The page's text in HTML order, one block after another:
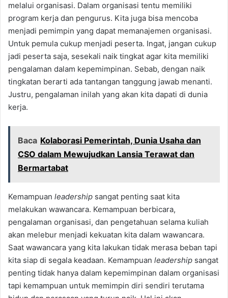
melalui organisasi. Dalam organisasi tentu memiliki
program kerja dan pengurus. Kita juga bisa mencoba
menjadi pemimpin yang dapat memanajemen organisasi.
Untuk pemula cukup menjadi peserta. Ingat, jangan cukup
jadi peserta saja, sesekali naik tingkat agar kita memiliki
pengalaman dalam kepemimpinan. Sebab, dengan naik
tingkatan berarti ada tantangan tanggung jawab menanti.
Justru, pengalaman inilah yang akan kita dapati di dunia
kerja.
Baca Kolaborasi Pemerintah, Dunia Usaha dan
CSO dalam Mewujudkan Lansia Terawat dan
Bermartabat
Kemampuan leadership sangat penting saat kita
melakukan wawancara. Kemampuan berbicara,
pengalaman organisasi, dan pengetahuan selama kuliah
akan melebur menjadi kekuatan kita dalam wawancara.
Saat wawancara yang kita lakukan tidak merasa beban tapi
kita siap di segala keadaan. Kemampuan leadership sangat
penting tidak hanya dalam kepemimpinan dalam organisasi
tapi kemampuan untuk memimpin diri sendiri terutama